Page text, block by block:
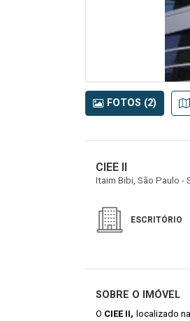
FOTOS (2)
CIEE II
Itaim Bibi, São Paulo -
ESCRITÓRIO
SOBRE O IMÓVEL
O CIEE II, localizado